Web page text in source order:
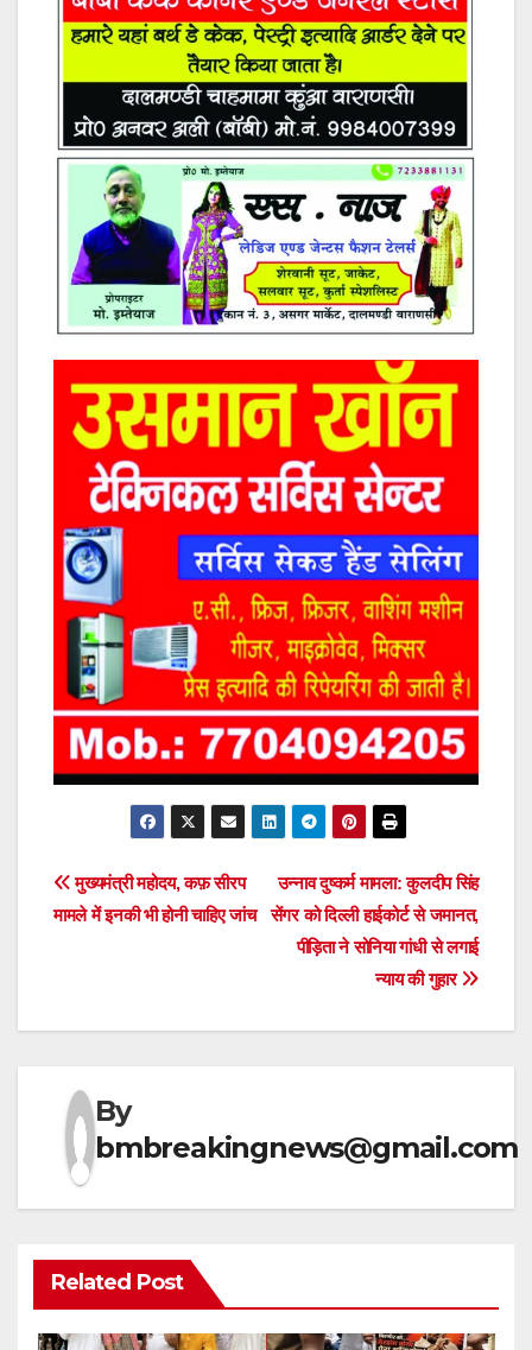
Post
navigation
उन्नाव दुष्कर्म मामला: कुलदीप सिंह
सेंगर को दिल्ली हाईकोर्ट से जमानत,
पीड़िता ने सोनिया गांधी से लगाई
न्याय की गुहार
मुख्यमंत्री महोदय, कफ़ सीरप
मामले में इनकी भी होनी चाहिए जांच
By
bmbreakingnews@gmail.com
Related Post